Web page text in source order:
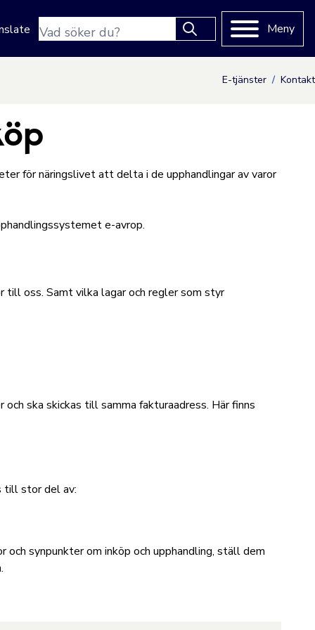
Sökfras
Meny
E-tjänster Kontakt
för näringslivet att delta i de upphandlingar av varor
e-avrop.
oss. Samt vilka lagar och regler som styr
ska skickas till samma fakturaadress. Här finns
till stor del av:
synpunkter om inköp och upphandling, ställ dem